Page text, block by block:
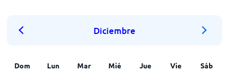
Diciembre
Dom Lun Mar Mié Jue Vie Sáb